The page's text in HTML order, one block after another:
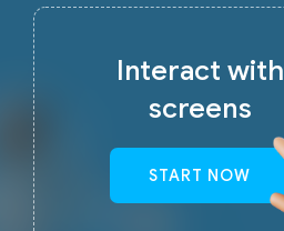
Interact with
screens
START NOW